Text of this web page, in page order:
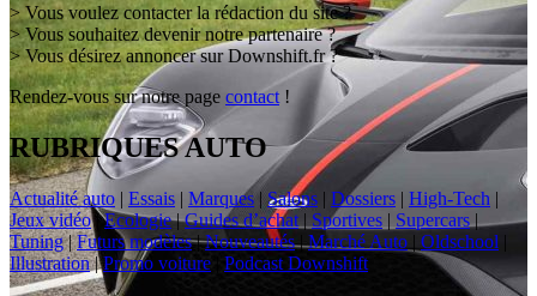
> Vous voulez contacter la rédaction du site ?
> Vous souhaitez devenir notre partenaire ?
> Vous désirez annoncer sur Downshift.fr ?
Rendez-vous sur notre page contact !
RUBRIQUES AUTO
Actualité auto | Essais | Marques |Salons | Dossiers | High-Tech |
Jeux vidéo|Ecologie|Guides d’achat | Sportives | Supercars |
Tuning|Futurs modèles|Nouveautés|Marché Auto | Oldschool |
Illustration|Promo voiture Podcast Downshift